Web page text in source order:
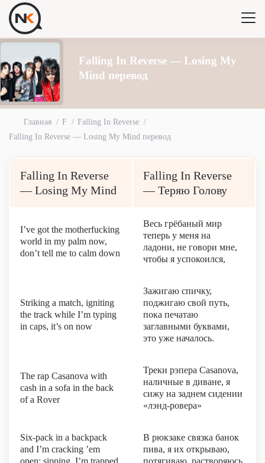
Falling In Reverse — Losing My
Mind перевод
Главная F
Falling In Reverse
Falling In Reverse — Losing My Mind перевод
Falling In Reverse
— Losing My Mind
Falling In Reverse
— Теряю Голову
I’ve got the motherfucking
world in my palm now,
don’t tell me to calm down
Весь грёбаный мир
теперь у меня на
ладони, не говори мне,
чтобы я успокоился,
Striking a match, igniting
the track while I’m typing
in caps, it’s on now
Зажигаю спичку,
поджигаю свой путь,
пока печатаю
заглавными буквами,
это уже началось.
The rap Casanova with
cash in a sofa in the back
of a Rover
Треки рэпера Casanova,
наличные в диване, я
сижу на заднем сидении
«лэнд-ровера»
Six-pack in a backpack
and I’m cracking ’em
open; sipping, I’m trapped
В рюкзаке связка банок
пива, я их открываю,
потягиваю, растворяюсь